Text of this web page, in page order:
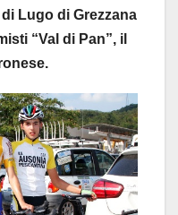
Lugo di Grezzana
“Val di Pan”, il